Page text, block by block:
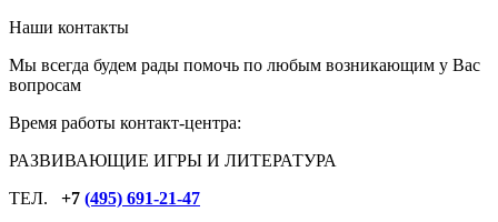
Наши контакты
Мы всегда будем рады помочь по любым возникающим у Вас
вопросам
Время работы контакт-центра:
РАЗВИВАЮЩИЕ ИГРЫ И ЛИТЕРАТУРА
ТЕЛ. +7 (495) 691-21-47